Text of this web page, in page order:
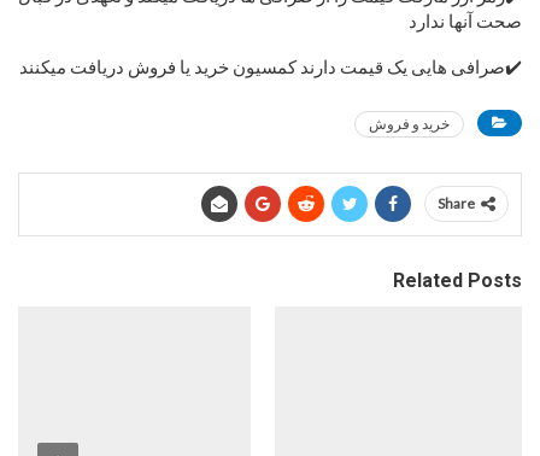
صحت آنها ندارد
✔️صرافی هایی یک قیمت دارند کمسیون خرید یا فروش دریافت میکنند
خرید و فروش
Share
Related Posts